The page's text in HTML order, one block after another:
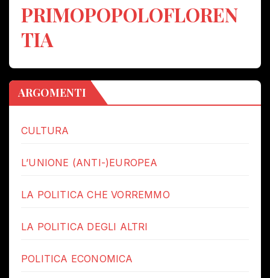
PRIMOPOPOLOFLOREN
TIA
ARGOMENTI
CULTURA
L’UNIONE (ANTI-)EUROPEA
LA POLITICA CHE VORREMMO
LA POLITICA DEGLI ALTRI
POLITICA ECONOMICA